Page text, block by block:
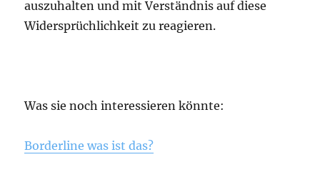
auszuhalten und mit Verständnis auf diese
Widersprüchlichkeit zu reagieren.
Was sie noch interessieren könnte:
Borderline was ist das?